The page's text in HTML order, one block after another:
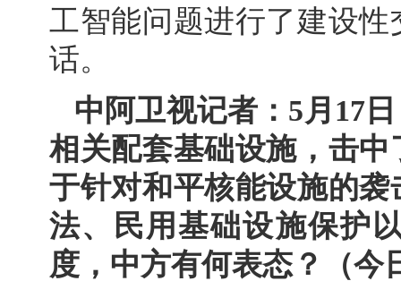
工智能问题进行了建设
话。
中阿卫视记者：5月17
相关配套基础设施，击
于针对和平核能设施的
法、民用基础设施保护
度，中方有何表态？（今